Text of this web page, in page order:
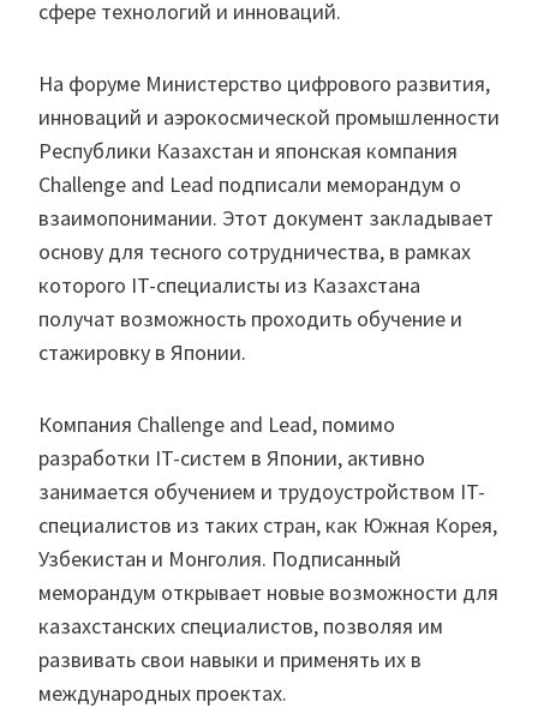
сфере технологий и инноваций.
На форуме Министерство цифрового развития,
инноваций и аэрокосмической промышленности
Республики Казахстан и японская компания
Challenge and Lead подписали меморандум о
взаимопонимании. Этот документ закладывает
основу для тесного сотрудничества, в рамках
которого IT-специалисты из Казахстана
получат возможность проходить обучение и
стажировку в Японии.
Компания Challenge and Lead, помимо
разработки IT-систем в Японии, активно
занимается обучением и трудоустройством IT-
специалистов из таких стран, как Южная Корея,
Узбекистан и Монголия. Подписанный
меморандум открывает новые возможности для
казахстанских специалистов, позволяя им
развивать свои навыки и применять их в
международных проектах.